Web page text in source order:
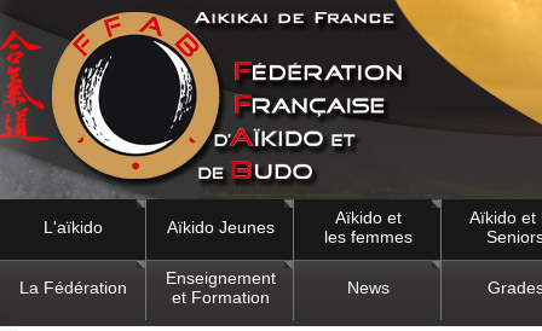
L'aïkido Aïkido Jeunes
Aïkido et
les femmes
Aïkido et
La Fédération
Enseignement
et Formation
News